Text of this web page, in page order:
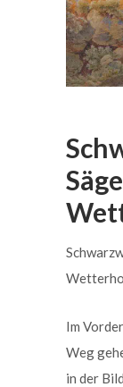
Im
Weg
in der